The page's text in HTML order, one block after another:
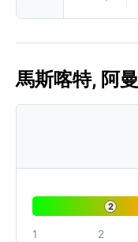
馬斯喀特, 阿
2
1 2